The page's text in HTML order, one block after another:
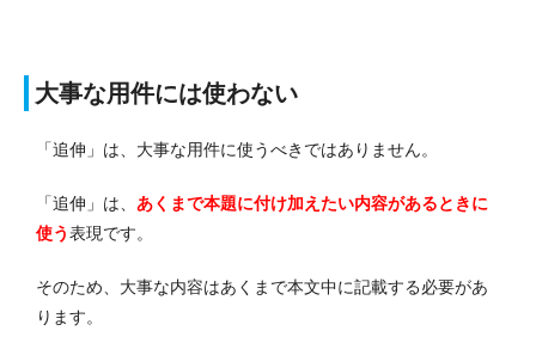
大事な用件には使わない
「追伸」は、大事な用件に使うべきではありません。
「追伸」は、 あくまで本題に付け加えたい内容があるときに
使う表現です。
そのため、大事な内容はあくまで本文中に記載する必要があ
ります。